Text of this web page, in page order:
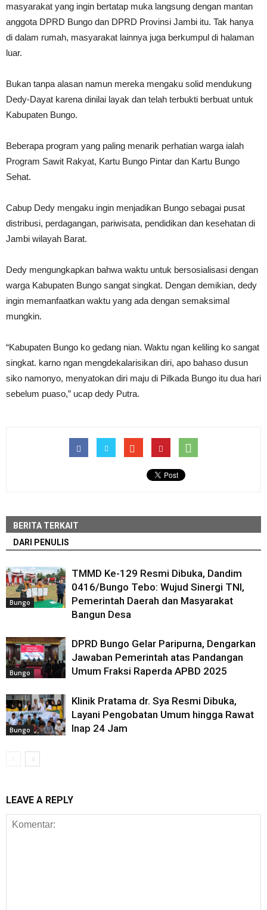
masyarakat yang ingin bertatap muka langsung dengan mantan
anggota DPRD Bungo dan DPRD Provinsi Jambi itu. Tak hanya
di dalam rumah, masyarakat lainnya juga berkumpul di halaman
luar.
Bukan tanpa alasan namun mereka mengaku solid mendukung
Dedy-Dayat karena dinilai layak dan telah terbukti berbuat untuk
Kabupaten Bungo.
Beberapa program yang paling menarik perhatian warga ialah
Program Sawit Rakyat, Kartu Bungo Pintar dan Kartu Bungo
Sehat.
Cabup Dedy mengaku ingin menjadikan Bungo sebagai pusat
distribusi, perdagangan, pariwisata, pendidikan dan kesehatan di
Jambi wilayah Barat.
Dedy mengungkapkan bahwa waktu untuk bersosialisasi dengan
warga Kabupaten Bungo sangat singkat. Dengan demikian, dedy
ingin memanfaatkan waktu yang ada dengan semaksimal
mungkin.
“Kabupaten Bungo ko gedang nian. Waktu ngan keliling ko sangat
singkat. karno ngan mengdekalarisikan diri, apo bahaso dusun
siko namonyo, menyatokan diri maju di Pilkada Bungo itu dua hari
sebelum puaso,” ucap dedy Putra.
BERITA TERKAIT
DARI PENULIS
Bungo
TMMD Ke-129 Resmi Dibuka, Dandim
0416/Bungo Tebo: Wujud Sinergi TNI,
Pemerintah Daerah dan Masyarakat
Bangun Desa
Bungo
DPRD Bungo Gelar Paripurna, Dengarkan
Jawaban Pemerintah atas Pandangan
Umum Fraksi Raperda APBD 2025
Bungo
Klinik Pratama dr. Sya Resmi Dibuka,
Layani Pengobatan Umum hingga Rawat
Inap 24 Jam
LEAVE A REPLY